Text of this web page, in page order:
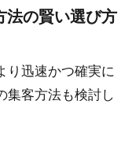
法の賢い選び方
り迅速かつ確実に
集客方法も検討し